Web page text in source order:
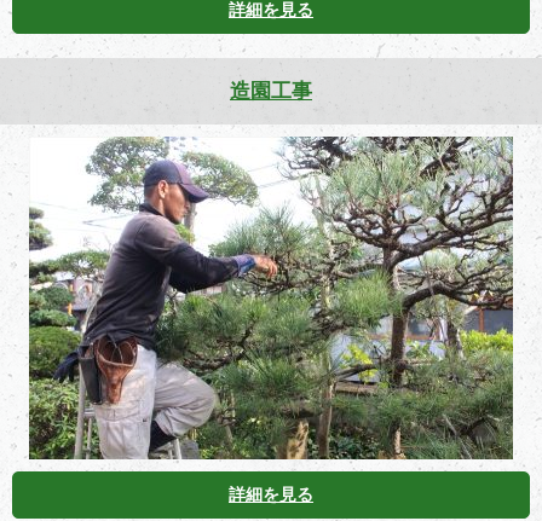
詳細を見る
造園工事
詳細を見る